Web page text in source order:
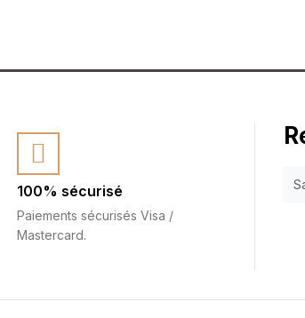
100% sécurisé
Paiements sécurisés Visa /
Mastercard.